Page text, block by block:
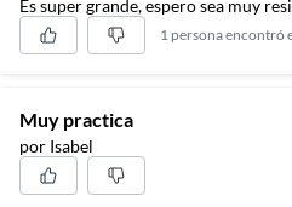
Es super grande, espero sea muy
1 persona encontró
Muy practica
por Isabel